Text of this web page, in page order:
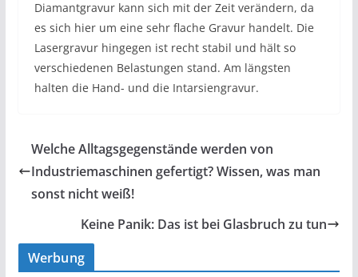
Diamantgravur kann sich mit der Zeit verändern, da
es sich hier um eine sehr flache Gravur handelt. Die
Lasergravur hingegen ist recht stabil und hält so
verschiedenen Belastungen stand. Am längsten
halten die Hand- und die Intarsiengravur.
Welche Alltagsgegenstände werden von
Industriemaschinen gefertigt? Wissen, was man
sonst nicht weiß!
Keine Panik: Das ist bei Glasbruch zu tun
Werbung